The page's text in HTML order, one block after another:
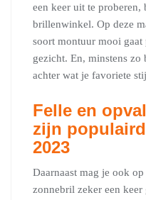
een keer uit te proberen,
brillenwinkel. Op deze
soort montuur mooi
gezicht. En, minstens
achter wat je favoriete
Felle en
zijn
2023
Daarnaast mag je ook
zonnebril zeker een